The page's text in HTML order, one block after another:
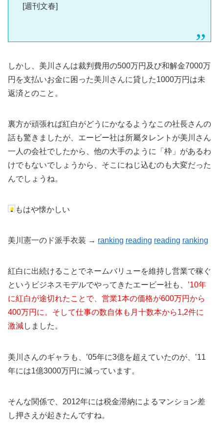
[週刊文春]
しかし、美川さんは裁判費用の500万円及び和解金7000万
円を支払いお金に困った美川さんに貸した1000万円は未
返済とのこと。
裏方が頑張れば紅白がどうにかなるようなこの社長さんの
話も驚きましたが、エービー社は所屬タレントが美川さん
一人の会社でしたから、他の大手のように「枠」があるわ
けでもないでしょうから、そこにねじ込むのも大変だった
んでしょうね。
もはや懐かしい
美川憲一のド派手衣装 → ranking reading reading ranking
紅白に出続けることでネームバリューを維持し営業で稼ぐ
というビジネスモデルでやってきたエービー社も、 ’10年
に紅白が途切れたことで、営業1本の価格が600万円から
400万円に。そして仕事の数自体も月十数本から1,2件に
激減しました。
美川さんのギャラも、’05年に3億を超えていたのが、’11
年には1億3000万円に減っています。
そんな関係で、2012年には税金滞納によるマンション差
し押さえが起きたんですね。